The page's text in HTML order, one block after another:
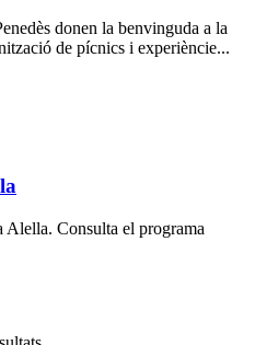
donen la benvinguda a la
de pícnics i experièncie...
Alella. Consulta el programa